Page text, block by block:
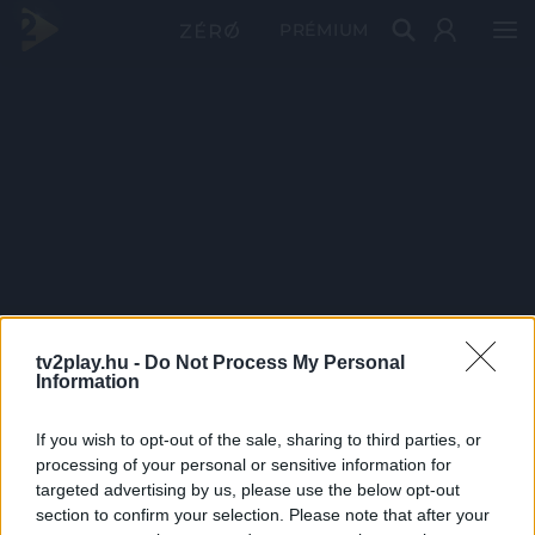
tv2play.hu - Do Not Process My Personal
Information
If you wish to opt-out of the sale, sharing to third parties, or
processing of your personal or sensitive information for
targeted advertising by us, please use the below opt-out
section to confirm your selection. Please note that after your